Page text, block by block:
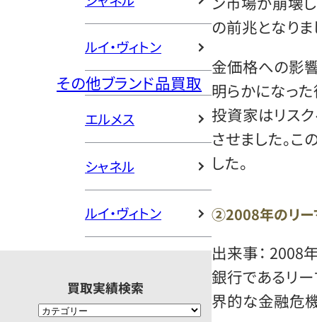
ルイ・ヴィトン
その他ブランド品買取
エルメス
シャネル
ルイ・ヴィトン
買取実績検索
の前兆となりま
金価格への影
明らかになっ
投資家はリス
させました。
した。
②2008年のリー
出来事： 2008
銀行であるリー
界的な金融危